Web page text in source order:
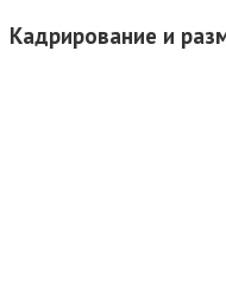
Кадрирование и